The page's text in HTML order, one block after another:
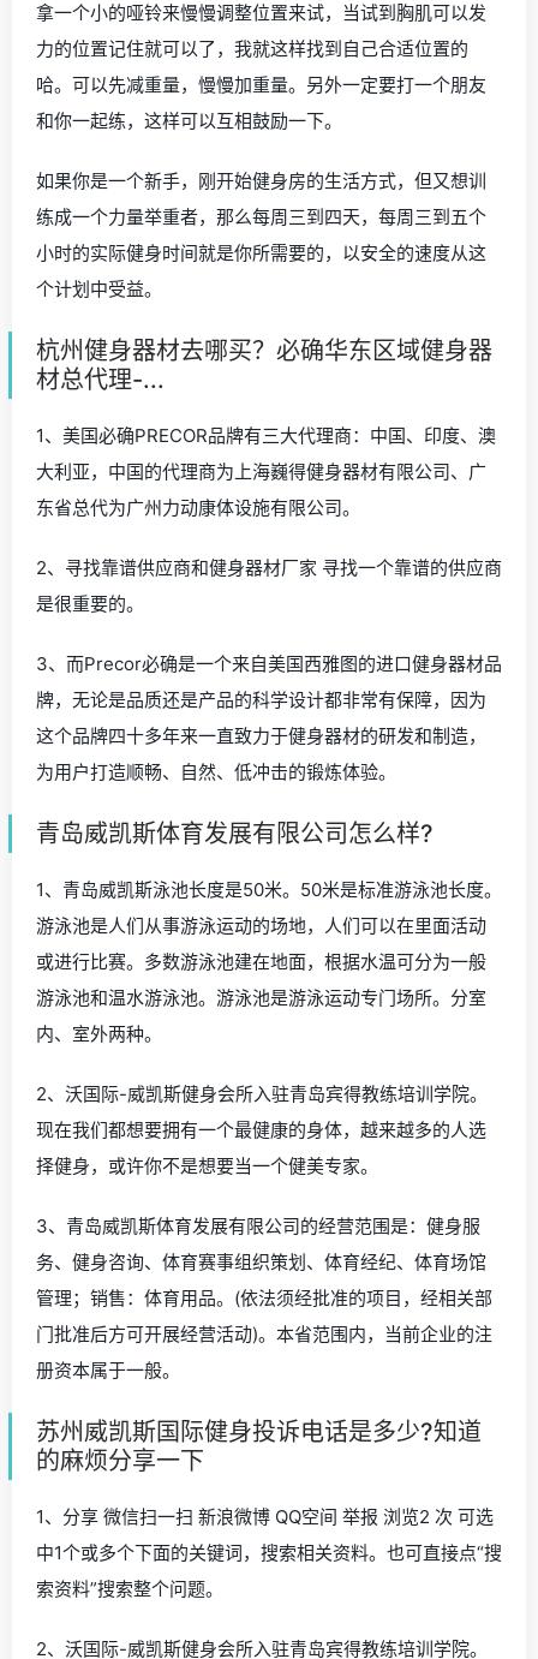
拿一个小的哑铃来慢慢调整位置来试，当试到胸肌可以发
力的位置记住就可以了，我就这样找到自己合适位置的
哈。可以先减重量，慢慢加重量。另外一定要打一个朋友
和你一起练，这样可以互相鼓励一下。
如果你是一个新手，刚开始健身房的生活方式，但又想训
练成一个力量举重者，那么每周三到四天，每周三到五个
小时的实际健身时间就是你所需要的，以安全的速度从这
个计划中受益。
杭州健身器材去哪买？必确华东区域健身器
材总代理-...
1、美国必确PRECOR品牌有三大代理商：中国、印度、澳
大利亚，中国的代理商为上海巍得健身器材有限公司、广
东省总代为广州力动康体设施有限公司。
2、寻找靠谱供应商和健身器材厂家 寻找一个靠谱的供应商
是很重要的。
3、而Precor必确是一个来自美国西雅图的进口健身器材品
牌，无论是品质还是产品的科学设计都非常有保障，因为
这个品牌四十多年来一直致力于健身器材的研发和制造，
为用户打造顺畅、自然、低冲击的锻炼体验。
青岛威凯斯体育发展有限公司怎么样?
1、青岛威凯斯泳池长度是50米。50米是标准游泳池长度。
游泳池是人们从事游泳运动的场地，人们可以在里面活动
或进行比赛。多数游泳池建在地面，根据水温可分为一般
游泳池和温水游泳池。游泳池是游泳运动专门场所。分室
内、室外两种。
2、沃国际-威凯斯健身会所入驻青岛宾得教练培训学院。
现在我们都想要拥有一个最健康的身体，越来越多的人选
择健身，或许你不是想要当一个健美专家。
3、青岛威凯斯体育发展有限公司的经营范围是：健身服
务、健身咨询、体育赛事组织策划、体育经纪、体育场馆
管理；销售：体育用品。(依法须经批准的项目，经相关部
门批准后方可开展经营活动)。本省范围内，当前企业的注
册资本属于一般。
苏州威凯斯国际健身投诉电话是多少?知道
的麻烦分享一下
1、分享 微信扫一扫 新浪微博 QQ空间 举报 浏览2 次 可选
中1个或多个下面的关键词，搜索相关资料。也可直接点“搜
索资料”搜索整个问题。
2、沃国际-威凯斯健身会所入驻青岛宾得教练培训学院。